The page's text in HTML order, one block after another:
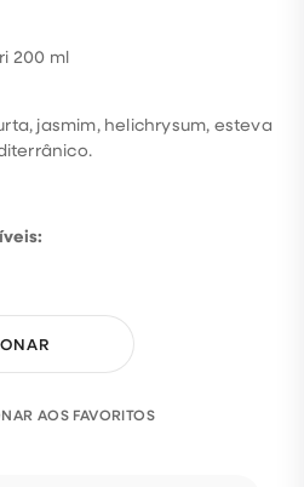
200 ml
jasmim, helichrysum, esteva
AOS FAVORITOS